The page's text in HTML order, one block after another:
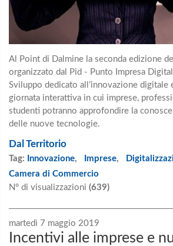
Al Point di Dalmine la seconda edizione
organizzato dal Pid - Punto Impresa
Sviluppo dedicato all’innovazione digitale
giornata interattiva in cui imprese,
studenti potranno approfondire la
delle nuove tecnologie.
Dal Territorio
Tag: Innovazione, Imprese,
Camera di Commercio
N° di visualizzazioni (639)
martedì 7 maggio 2019
Incentivi alle imprese e